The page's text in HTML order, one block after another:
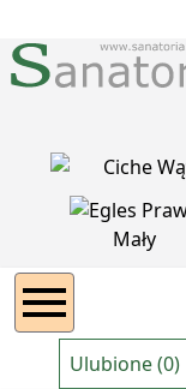
Ulubione (0)